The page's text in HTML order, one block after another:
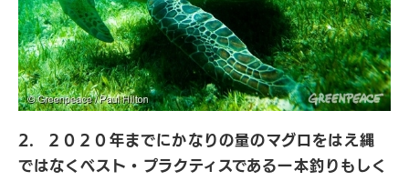
2. ２０２０年までにかなりの量のマグロをはえ縄
ではなくベスト・プラクティスである一本釣りもしく